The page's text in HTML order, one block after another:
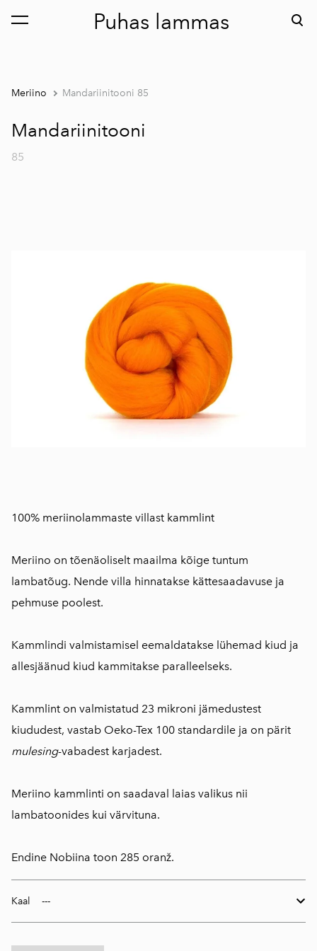
Puhas lammas
lisati ostukorvi. Vaata ostukorvi
Meriino Mandariinitooni 85
Mandariinitooni
85
100% meriinolammaste villast kammlint
Meriino on tõenäoliselt maailma kõige tuntum
lambatõug. Nende villa hinnatakse kättesaadavuse ja
pehmuse poolest.
Kammlindi valmistamisel eemaldatakse lühemad kiud ja
allesjäänud kiud kammitakse paralleelseks.
Kammlint on valmistatud 23 mikroni jämedustest
kiududest, vastab Oeko-Tex 100 standardile ja on pärit
mulesing-vabadest karjadest.
Meriino kammlinti on saadaval laias valikus nii
lambatoonides kui värvituna.
Endine Nobiina toon 285 oranž.
Kaal